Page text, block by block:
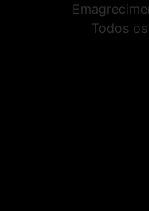
Todos